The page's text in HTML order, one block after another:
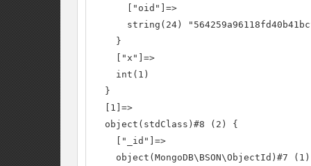
      ["oid"]=>
string(24)
    }
    ["x"]=>
    int(1)
  }
  [1]=>
  object(stdClass)#8 (2) {
    ["_id"]=>
object(MongoDB\BSON\ObjectId)#7 (1)